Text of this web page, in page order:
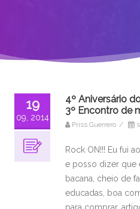
19
09, 2014
4º Aniversário
3º Encontro de
Priss Guerrero /
Rock ON!!! Eu fui
e posso dizer que
bacana, cheio de
educadas, boa
para comprar,